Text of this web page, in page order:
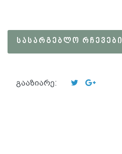
ᲡᲐᲡᲐᲠᲒᲔᲑᲚᲝ ᲠᲩᲔᲕᲔᲑᲘ
გააზიარე: